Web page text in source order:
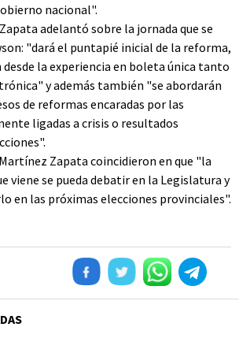
nacional".
adelantó sobre la jornada que se
"dará el puntapié inicial de la reforma,
desde la experiencia en boleta única tanto
y además también "se abordarán
de reformas encaradas por las
ligadas a crisis o resultados
Zapata coincidieron en que "la
viene se pueda debatir en la Legislatura y
en las próximas elecciones provinciales".